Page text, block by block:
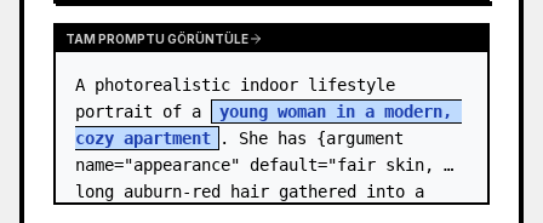
TAM PROMPTU GÖRÜNTÜLE
A photorealistic indoor lifestyle
portrait of a
young woman in a modern,
cozy apartment
. She has {argument
name="appearance" default="fair skin,
long auburn-red hair gathered into a